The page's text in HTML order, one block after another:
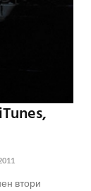
втори